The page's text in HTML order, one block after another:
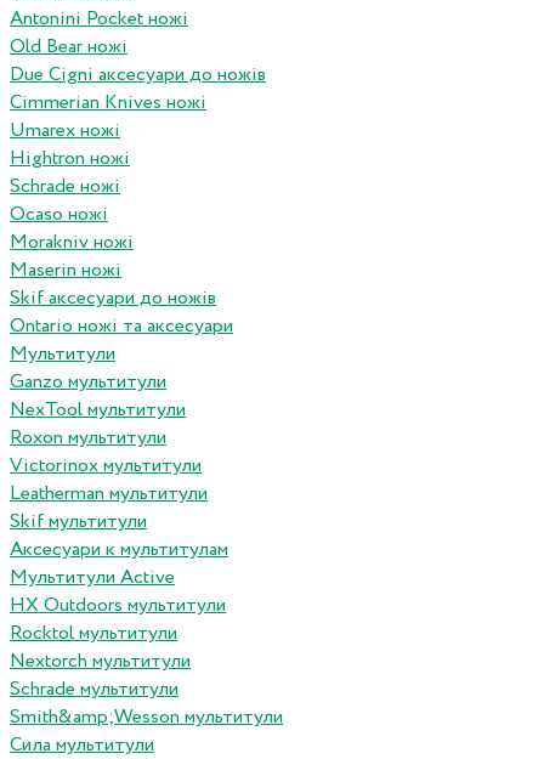
Antonini Pocket ножі
Old Bear ножі
Due Cigni аксесуари до ножів
Cimmerian Knives ножі
Umarex ножі
Hightron ножі
Schrade ножі
Ocaso ножі
Morakniv ножі
Maserin ножі
Skif аксесуари до ножів
Ontario ножі та аксесуари
Мультитули
Ganzo мультитули
NexTool мультитули
Roxon мультитули
Victorinox мультитули
Leatherman мультитули
Skif мультитули
Аксесуари к мультитулам
Мультитули Active
HX Outdoors мультитули
Rocktol мультитули
Nextorch мультитули
Schrade мультитули
Smith&amp;Wesson мультитули
Сила мультитули